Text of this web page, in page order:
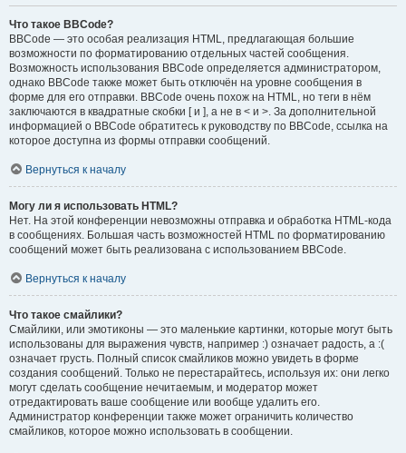
Что такое BBCode?
BBCode — это особая реализация HTML, предлагающая большие
возможности по форматированию отдельных частей сообщения.
Возможность использования BBCode определяется администратором,
однако BBCode также может быть отключён на уровне сообщения в
форме для его отправки. BBCode очень похож на HTML, но теги в нём
заключаются в квадратные скобки [ и ], а не в < и >. За дополнительной
информацией о BBCode обратитесь к руководству по BBCode, ссылка на
которое доступна из формы отправки сообщений.
Вернуться к началу
Могу ли я использовать HTML?
Нет. На этой конференции невозможны отправка и обработка HTML-кода
в сообщениях. Большая часть возможностей HTML по форматированию
сообщений может быть реализована с использованием BBCode.
Вернуться к началу
Что такое смайлики?
Смайлики, или эмотиконы — это маленькие картинки, которые могут быть
использованы для выражения чувств, например :) означает радость, а :(
означает грусть. Полный список смайликов можно увидеть в форме
создания сообщений. Только не перестарайтесь, используя их: они легко
могут сделать сообщение нечитаемым, и модератор может
отредактировать ваше сообщение или вообще удалить его.
Администратор конференции также может ограничить количество
смайликов, которое можно использовать в сообщении.